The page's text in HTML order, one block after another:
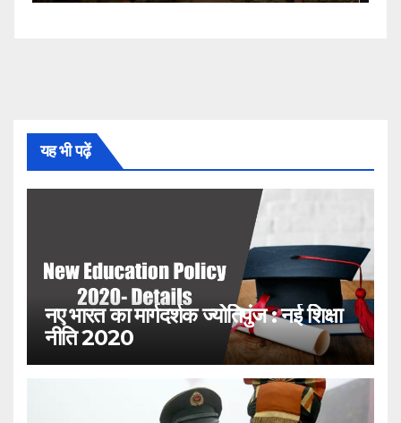
यह भी पढ़ें
नए भारत का मार्गदर्शक ज्योतिपुंज : नई शिक्षा
नीति 2020